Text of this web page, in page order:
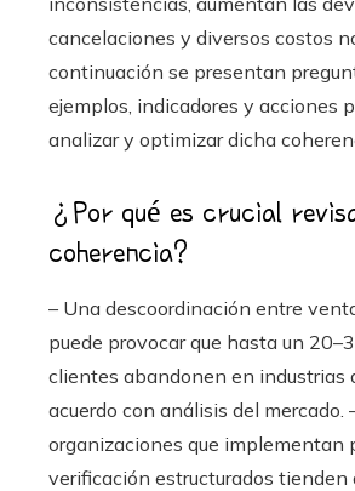
cancelaciones y diversos costos
continuación se presentan
ejemplos, indicadores y acciones
analizar y optimizar dicha
¿Por qué es crucial
coherencia?
– Una descoordinación entre
puede provocar que hasta un
clientes abandonen en industrias
acuerdo con análisis del mercado.
organizaciones que implementan
verificación estructurados tienden